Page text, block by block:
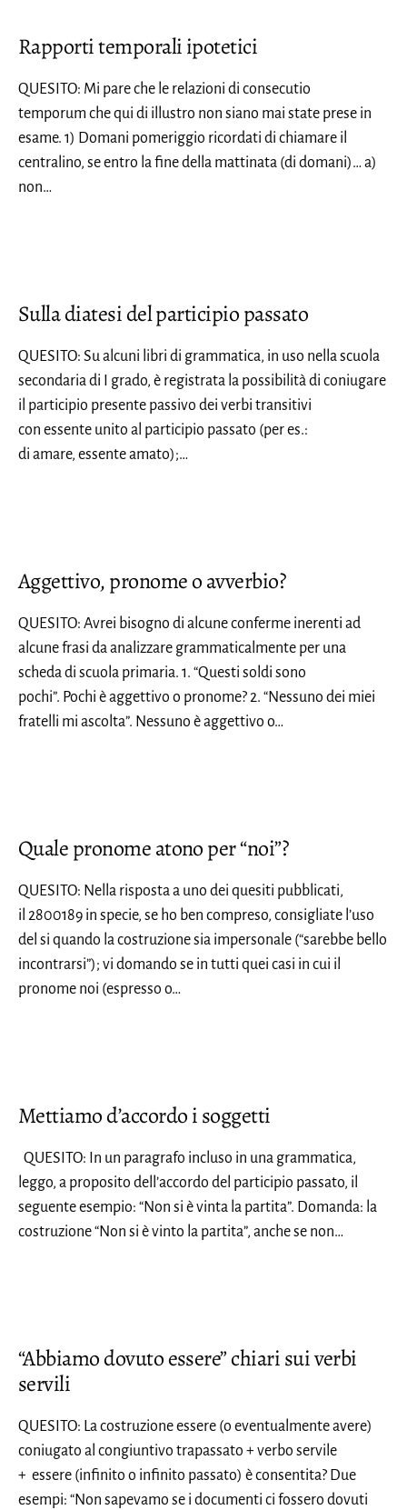
Rapporti temporali ipotetici
QUESITO: Mi pare che le relazioni di consecutio
temporum che qui di illustro non siano mai state prese in
esame. 1) Domani pomeriggio ricordati di chiamare il
centralino, se entro la fine della mattinata (di domani)… a)
non…
Sulla diatesi del participio passato
QUESITO: Su alcuni libri di grammatica, in uso nella scuola
secondaria di I grado, è registrata la possibilità di coniugare
il participio presente passivo dei verbi transitivi
con essente unito al participio passato (per es.:
di amare, essente amato);…
Aggettivo, pronome o avverbio?
QUESITO: Avrei bisogno di alcune conferme inerenti ad
alcune frasi da analizzare grammaticalmente per una
scheda di scuola primaria. 1. “Questi soldi sono
pochi”. Pochi è aggettivo o pronome? 2. “Nessuno dei miei
fratelli mi ascolta”. Nessuno è aggettivo o…
Quale pronome atono per “noi”?
QUESITO: Nella risposta a uno dei quesiti pubblicati,
il 2800189 in specie, se ho ben compreso, consigliate l’uso
del si quando la costruzione sia impersonale (“sarebbe bello
incontrarsi”); vi domando se in tutti quei casi in cui il
pronome noi (espresso o…
Mettiamo d’accordo i soggetti
QUESITO: In un paragrafo incluso in una grammatica,
leggo, a proposito dell’accordo del participio passato, il
seguente esempio: “Non si è vinta la partita”. Domanda: la
costruzione “Non si è vinto la partita”, anche se non…
“Abbiamo dovuto essere” chiari sui verbi
servili
​QUESITO: La costruzione essere (o eventualmente avere)
coniugato al congiuntivo trapassato + verbo servile
+ essere (infinito o infinito passato) è consentita? Due
esempi: “Non sapevamo se i documenti ci fossero dovuti